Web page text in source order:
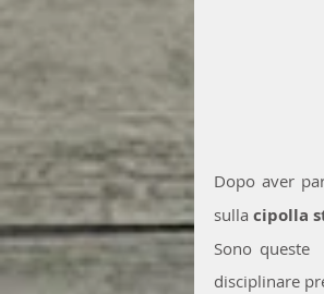
Dopo aver
sulla cipolla
Sono queste
disciplinare